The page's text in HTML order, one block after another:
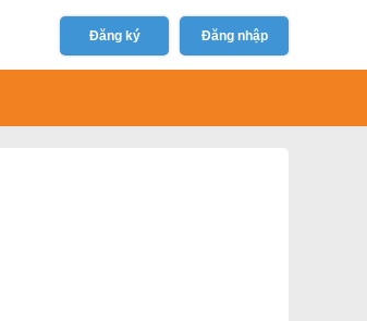
Đăng ký Đăng nhập